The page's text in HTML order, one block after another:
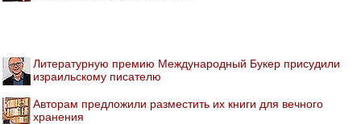
Литературную премию Международный Букер присудили
израильскому писателю
Авторам предложили разместить их книги для вечного
хранения